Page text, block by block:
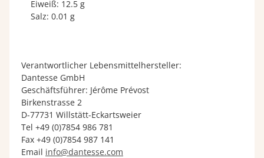
Eiweiß: 12.5 g
Salz: 0.01 g
Verantwortlicher Lebensmittelhersteller:
Dantesse GmbH
Geschäftsführer: Jérôme Prévost
Birkenstrasse 2
D-77731 Willstätt-Eckartsweier
Tel +49 (0)7854 986 781
Fax +49 (0)7854 987 141
Email info@dantesse.com